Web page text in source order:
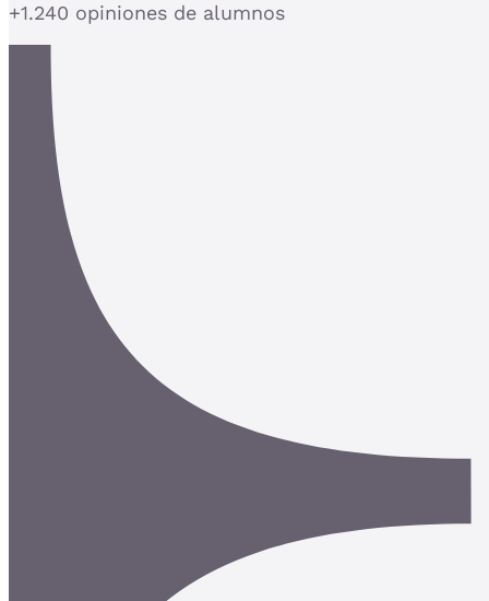
+1.240 opiniones de alumnos